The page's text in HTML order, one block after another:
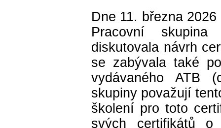
Dne 11. března
Pracovní
diskutovala návrh
se zabývala také
vydávaného ATB
skupiny považují
školení pro toto
svých certifikátů o